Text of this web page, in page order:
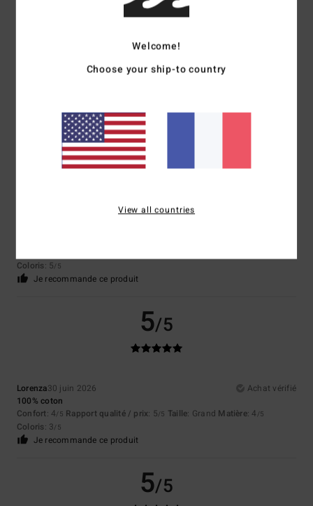
Belle coupe
5
Coloris: 5/5
Je recommande ce produit
5/5
Lorenza30 juin 2026
Achat vérifié
100% coton
Confort: 4/5 Rapport qualité / prix: 5/5 Taille: Grand Matière: 4 /5
Coloris: 3/5
Je recommande ce produit
5/5
Welcome!
Choose your ship-to country
View all countries